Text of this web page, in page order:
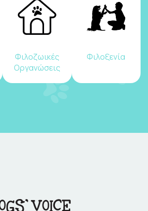
Φιλοζωικές
Οργανώσεις
Φιλοξενία